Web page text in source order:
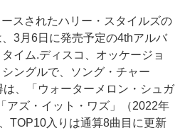
スされたハリー・スタイルズの
3月6日に発売予定の4thアルバ
イム.ディスコ、オッケージョ
ングルで、ソング・チャー
は、「ウォーターメロン・シュガ
アズ・イット・ワズ」（2022年
TOP10入りは通算8曲目に更新